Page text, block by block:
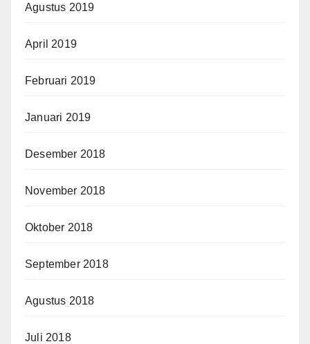
Agustus 2019
April 2019
Februari 2019
Januari 2019
Desember 2018
November 2018
Oktober 2018
September 2018
Agustus 2018
Juli 2018